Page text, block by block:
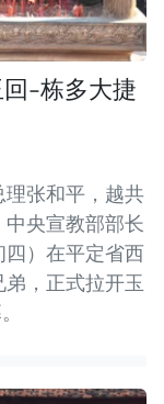
-栋多大捷
张和平，越共
央宣教部部长
）在平定省西
，正式拉开玉